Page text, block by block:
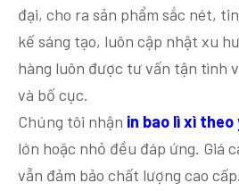
đại, cho ra sản phẩm sắc nét,
kế sáng tạo, luôn cập nhật xu
hàng luôn được tư vấn tận tình
và bố cục.
Chúng tôi nhận in bao lì xì theo
lớn hoặc nhỏ đều đáp ứng. Giá
vẫn đảm bảo chất lượng cao